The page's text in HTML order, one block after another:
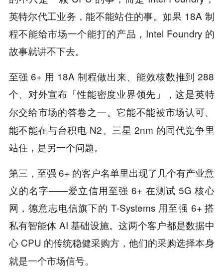
英特尔代工业务，能不能站住的事。如果 18A 制
程不能给市场一个能打的产品，Intel Foundry 的
故事就讲不下去。
至强 6+ 用 18A 制程做出来、能效核数推到 288
个、对外宣布「性能密度业界领先」，这是英特
尔交给市场的答卷之一。它能不能被市场认可、
能不能在与台积电 N2、三星 2nm 的同代竞争里
站住，是另一个问题。
第三，至强 6+ 的客户名单里出现了几个有产业意
义的名字——爱立信用至强 6+ 在测试 5G 核心
网，德意志电信旗下的 T-Systems 用至强 6+ 搭
私有智能体 AI 基础设施。这两个客户都是数据中
心 CPU 的传统稳健采购方，他们的采购选择本身
就是一个市场信号。